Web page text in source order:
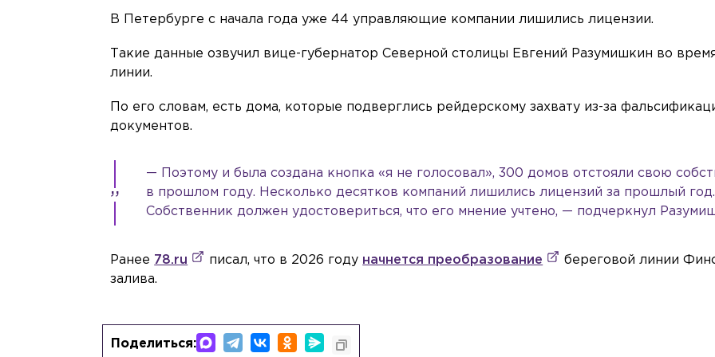
В Петербурге с начала года уже 44 управляющие компании лишились лицензии.
Такие данные озвучил вице-губернатор Северной столицы Евгений Разумишкин во
линии.
По его словам, есть дома, которые подверглись рейдерскому захвату из-за
документов.
— Поэтому и была создана кнопка «я не голосовал», 300 домов отстояли свою
в прошлом году. Несколько десятков компаний лишились лицензий за прошлый год.
Собственник должен удостовериться, что его мнение учтено, — подчеркнул
Ранее 78.ru писал, что в 2026 году начнется преобразование
береговой линии
залива.
Поделиться: